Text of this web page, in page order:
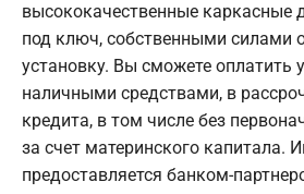
высококачественные каркасные
под ключ, собственными силами
установку. Вы сможете оплатить
наличными средствами, в
кредита, в том числе без
за счет материнского капитала.
предоставляется банком-